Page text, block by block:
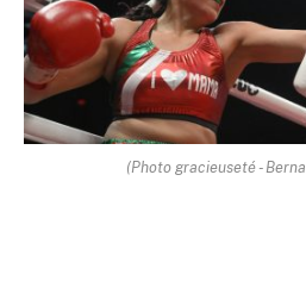
(Photo gracieuseté -